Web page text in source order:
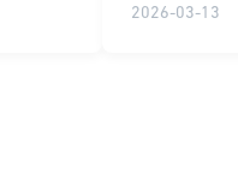
2026-03-13